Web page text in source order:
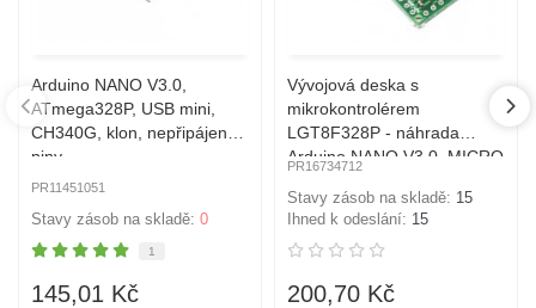
Arduino NANO V3.0,
ATmega328P, USB mini,
CH340G, klon, nepřipájeny
piny
PR11451051
Stavy zásob na skladě: 0
1
145,01 Kč
Vývojová deska s
mikrokontrolérem
LGT8F328P - náhrada
Arduino NANO V3.0, MICRO
PR16734712
Stavy zásob na skladě: 15
Ihned k odeslání: 15
200,70 Kč